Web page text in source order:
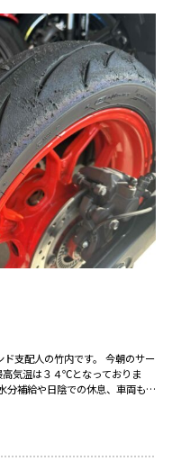
支配人の竹内です。 今朝のサー
気温は３４℃となっておりま
分補給や日陰での休息、車両も水
メーカーの銘柄に合わせたタイ